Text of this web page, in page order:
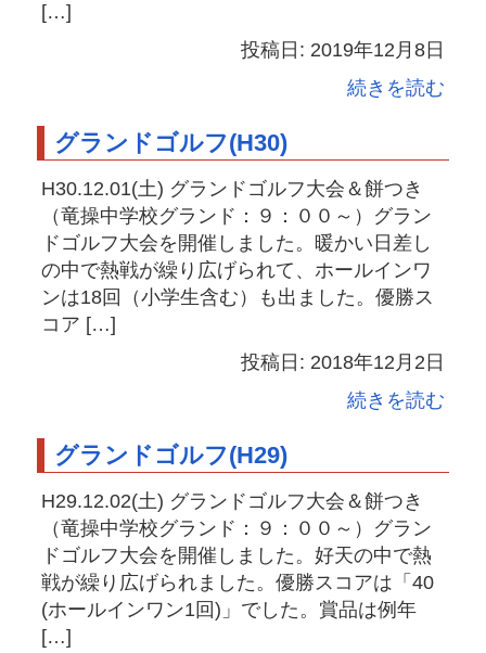
[…]
投稿日: 2019年12月8日
続きを読む
グランドゴルフ(H30)
H30.12.01(土) グランドゴルフ大会＆餅つき
（竜操中学校グランド：９：００～）グラン
ドゴルフ大会を開催しました。暖かい日差し
の中で熱戦が繰り広げられて、ホールインワ
ンは18回（小学生含む）も出ました。優勝ス
コア […]
投稿日: 2018年12月2日
続きを読む
グランドゴルフ(H29)
H29.12.02(土) グランドゴルフ大会＆餅つき
（竜操中学校グランド：９：００～）グラン
ドゴルフ大会を開催しました。好天の中で熱
戦が繰り広げられました。優勝スコアは「40
(ホールインワン1回)」でした。賞品は例年
[…]